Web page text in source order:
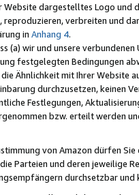
Website dargestelltes Logo
reproduzieren, verbreiten und
in Anhang 4.
(a) wir und unsere
festgelegten Bedingungen
Ähnlichkeit mit Ihrer Website
durchzusetzen, keinen
Festlegungen,
bzw. erteilt werden
von Amazon dürfen
Parteien und deren
durchsetzbar und